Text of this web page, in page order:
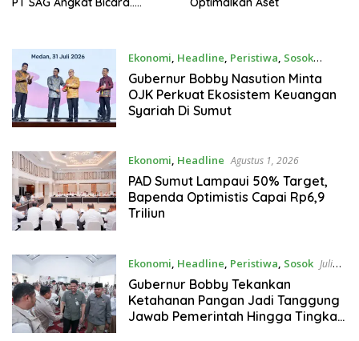
Ekonomi, Headline, Peristiwa, Sosok
Agustus 1, 2026
Gubernur Bobby Nasution Minta
OJK Perkuat Ekosistem Keuangan
Syariah Di Sumut
Ekonomi, Headline Agustus 1, 2026
PAD Sumut Lampaui 50% Target,
Bapenda Optimistis Capai Rp6,9
Triliun
Ekonomi Headline Peristiwa Sosok Juli
29, 2026
Gubernur Bobby Tekankan
Ketahanan Pangan Jadi Tanggung
Jawab Pemerintah Hingga Tingkat